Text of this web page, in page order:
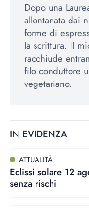
Dopo una
allontanata dai
forme di
la scrittura. Il
racchiude
filo conduttore
vegetariano.
IN EVIDENZA
ATTUALITÀ
Eclissi solare 12
senza rischi